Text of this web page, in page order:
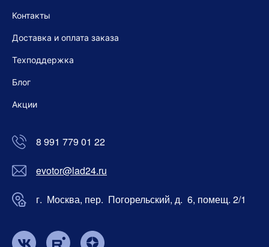
Контакты
Доставка и оплата заказа
Техподдержка
Блог
Акции
8 991 779 01 22
evotor@lad24.ru
г. Москва, пер. Погорельский, д. 6, помещ. 2/1